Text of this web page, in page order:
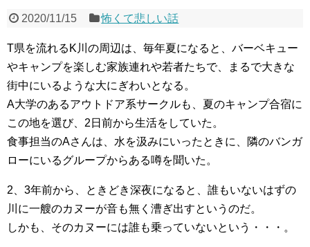
2020/11/15 怖くて悲しい話
T県を流れるK川の周辺は、毎年夏になると、バーベキュー
やキャンプを楽しむ家族連れや若者たちで、まるで大きな
街中にいるような大にぎわいとなる。
A大学のあるアウトドア系サークルも、夏のキャンプ合宿に
この地を選び、2日前から生活をしていた。
食事担当のAさんは、水を汲みにいったときに、隣のバンガ
ローにいるグループからある噂を聞いた。
2、3年前から、ときどき深夜になると、誰もいないはずの
川に一艘のカヌーが音も無く漕ぎ出すというのだ。
しかも、そのカヌーには誰も乗っていないという・・・。